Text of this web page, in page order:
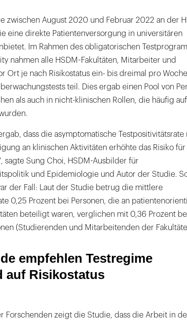
zwischen August 2020 und Februar 2022 an der
eine direkte Patientenversorgung in universitären
Im Rahmen des obligatorischen
nahmen alle HSDM-Fakultäten, Mitarbeiter und
Ort je nach Risikostatus ein- bis dreimal pro
teil. Dies ergab einen Pool von
als auch in nicht-klinischen Rollen, die häufig auf
dass die asymptomatische Testpositivitätsrate
an klinischen Aktivitäten erhöhte das Risiko für
sagte Sung Choi, HSDM-Ausbilder für
und Epidemiologie und Autor der Studie.
der Fall: Laut der Studie betrug die mittlere
0,25 Prozent bei Personen, die an
beteiligt waren, verglichen mit 0,36 Prozent
(Studierenden und Mitarbeitenden der
empfehlen Testregime
auf Risikostatus
Forschenden zeigt die Studie, dass die Arbeit in